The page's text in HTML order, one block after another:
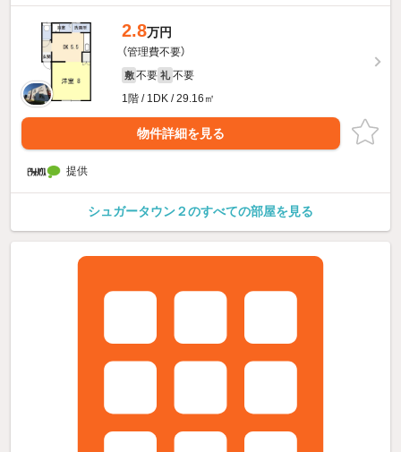
2.8万円
（管理費不要）
敷 不要 礼 不要
1階 / 1DK / 29.16㎡
物件詳細を見る
提供
シュガータウン２のすべての部屋を見る